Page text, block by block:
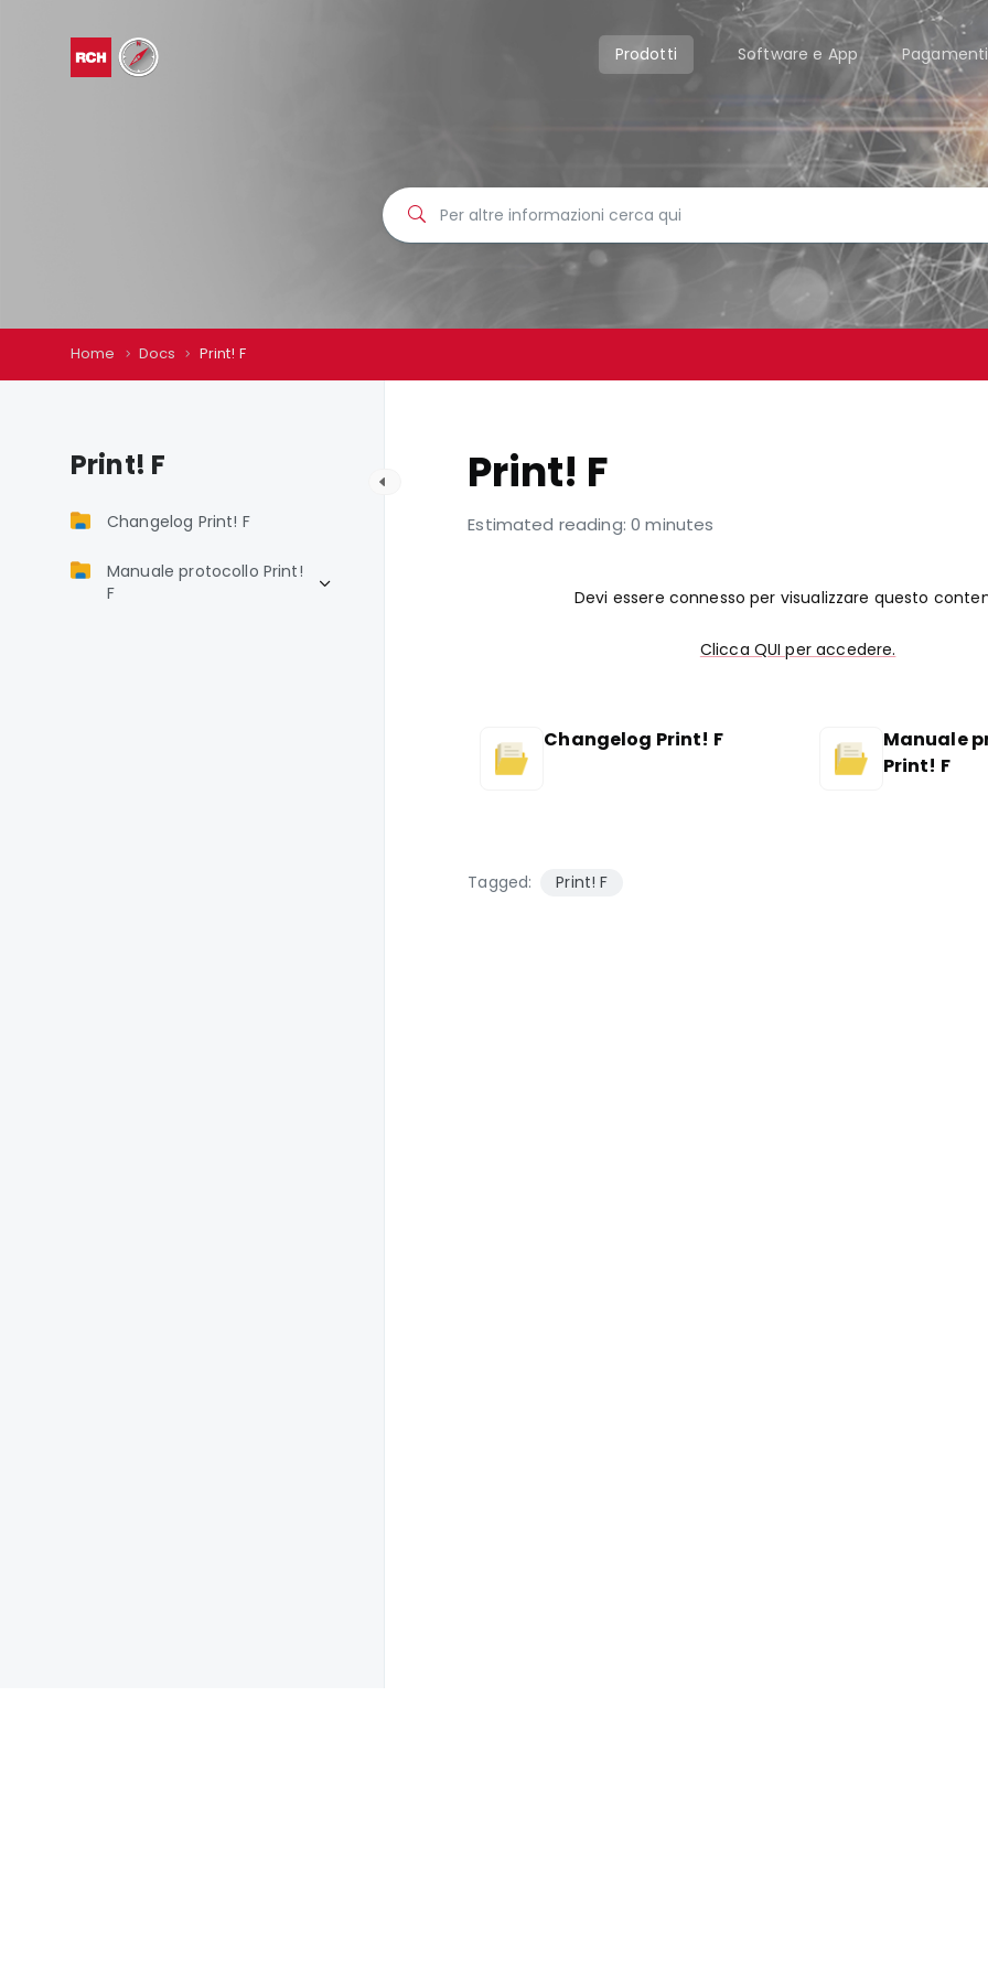
Prodotti Software e App Pagamenti
Home Docs Print! F
Print! F
Changelog Print! F
Manuale protocollo Print!
F
Print! F
Estimated reading: 0 minutes
Devi essere connesso per visualizzare questo
Clicca QUI per accedere.
Changelog Print! F
Manuale
Print! F
Tagged: Print! F